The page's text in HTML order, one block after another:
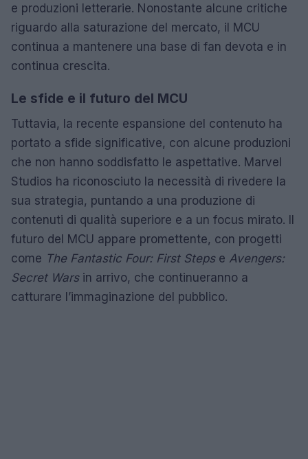
e produzioni letterarie. Nonostante alcune critiche
riguardo alla saturazione del mercato, il MCU
continua a mantenere una base di fan devota e in
continua crescita.
Le sfide e il futuro del MCU
Tuttavia, la recente espansione del contenuto ha
portato a sfide significative, con alcune produzioni
che non hanno soddisfatto le aspettative. Marvel
Studios ha riconosciuto la necessità di rivedere la
sua strategia, puntando a una produzione di
contenuti di qualità superiore e a un focus mirato. Il
futuro del MCU appare promettente, con progetti
come The Fantastic Four: First Stepse Avengers:
Secret Warsin arrivo, che continueranno a
catturare l’immaginazione del pubblico.